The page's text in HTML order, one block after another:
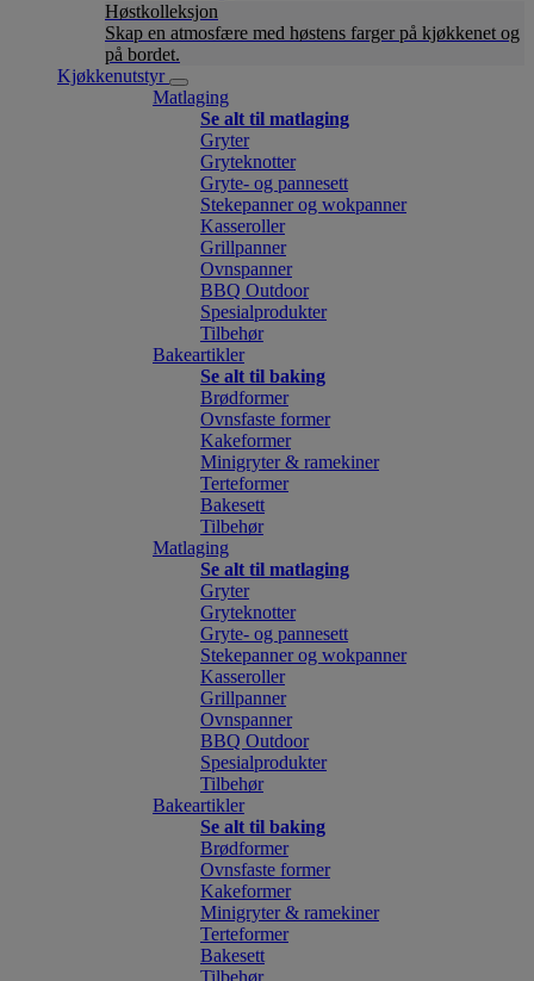
Høstkolleksjon
Skap en atmosfære med høstens farger på kjøkkenet og
på bordet.
Kjøkkenutstyr
Matlaging
Se alt til matlaging
Gryter
Gryteknotter
Gryte- og pannesett
Stekepanner og wokpanner
Kasseroller
Grillpanner
Ovnspanner
BBQ Outdoor
Spesialprodukter
Tilbehør
Bakeartikler
Se alt til baking
Brødformer
Ovnsfaste former
Kakeformer
Minigryter & ramekiner
Terteformer
Bakesett
Tilbehør
Matlaging
Se alt til matlaging
Gryter
Gryteknotter
Gryte- og pannesett
Stekepanner og wokpanner
Kasseroller
Grillpanner
Ovnspanner
BBQ Outdoor
Spesialprodukter
Tilbehør
Bakeartikler
Se alt til baking
Brødformer
Ovnsfaste former
Kakeformer
Minigryter & ramekiner
Terteformer
Bakesett
Tilbehør